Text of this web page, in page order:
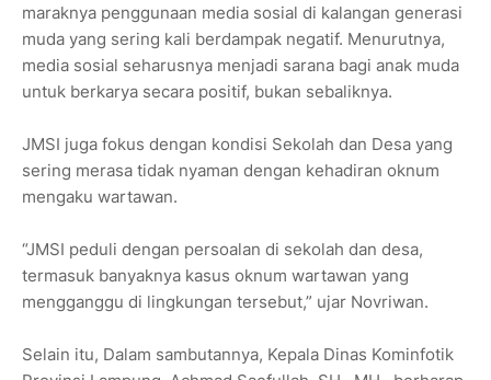
maraknya penggunaan media sosial di kalangan generasi
muda yang sering kali berdampak negatif. Menurutnya,
media sosial seharusnya menjadi sarana bagi anak muda
untuk berkarya secara positif, bukan sebaliknya.
JMSI juga fokus dengan kondisi Sekolah dan Desa yang
sering merasa tidak nyaman dengan kehadiran oknum
mengaku wartawan.
“JMSI peduli dengan persoalan di sekolah dan desa,
termasuk banyaknya kasus oknum wartawan yang
mengganggu di lingkungan tersebut,” ujar Novriwan.
Selain itu, Dalam sambutannya, Kepala Dinas Kominfotik